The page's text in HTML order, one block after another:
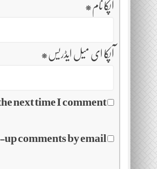
آپکا نام *
آپکا ای میل ایڈریس *
next time I comment.
comments by email.